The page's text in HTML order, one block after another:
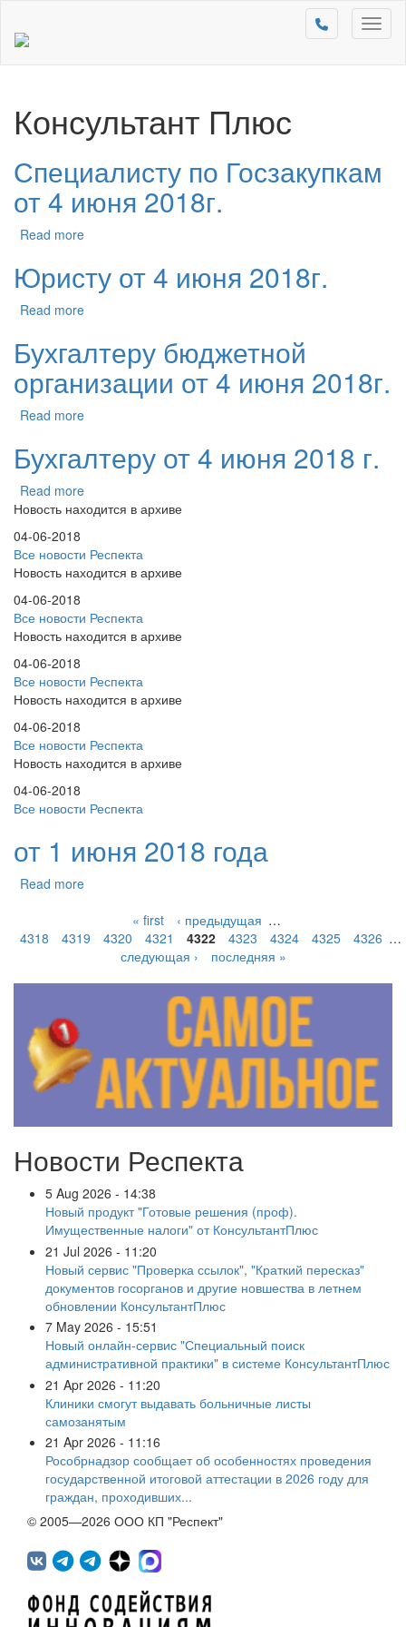
Консультант Плюс
Специалисту по Госзакупкам
от 4 июня 2018г.
Read more
Юристу от 4 июня 2018г.
Read more
Бухгалтеру бюджетной
организации от 4 июня 2018г.
Read more
Бухгалтеру от 4 июня 2018 г.
Read more
Новость находится в архиве
04-06-2018
Все новости Респекта
Новость находится в архиве
04-06-2018
Все новости Респекта
Новость находится в архиве
04-06-2018
Все новости Респекта
Новость находится в архиве
04-06-2018
Все новости Респекта
Новость находится в архиве
04-06-2018
Все новости Респекта
от 1 июня 2018 года
Read more
« first
‹ предыдущая …
4318
4319 4320 4321 4322 4323 4324 4325 4326 …
следующая ›
последняя »
Новости Респекта
5 Aug 2026 - 14:38
Новый продукт "Готовые решения (проф).
Имущественные налоги" от КонсультантПлюс
21 Jul 2026 - 11:20
Новый сервис "Проверка ссылок", "Краткий пересказ"
документов госорганов и другие новшества в летнем
обновлении КонсультантПлюс
7 May 2026 - 15:51
Новый онлайн-сервис "Специальный поиск
административной практики" в системе КонсультантПлюс
21 Apr 2026 - 11:20
Клиники смогут выдавать больничные листы
самозанятым
21 Apr 2026 - 11:16
Рособрнадзор сообщает об особенностях проведения
государственной итоговой аттестации в 2026 году для
граждан, проходивших...
© 2005—2026 ООО КП "Респект"